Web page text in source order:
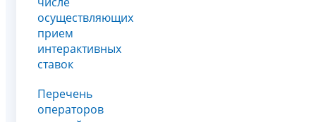
осуществляющих
прием
интерактивных
ставок
Перечень
операторов